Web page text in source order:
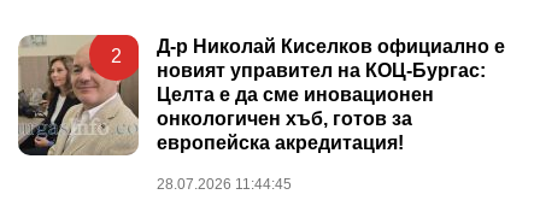
2
Д-р Николай Киселков официално е
новият управител на КОЦ-Бургас:
Целта е да сме иновационен
онкологичен хъб, готов за
европейска акредитация!
28.07.2026 11:44:45